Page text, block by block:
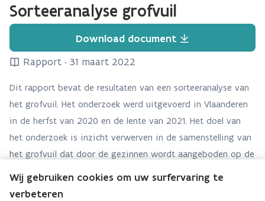
Sorteeranalyse grofvuil
Download document
Rapport · 31 maart 2022
Dit rapport bevat de resultaten van een sorteeranalyse van
het grofvuil. Het onderzoek werd uitgevoerd in Vlaanderen
in de herfst van 2020 en de lente van 2021. Het doel van
het onderzoek is inzicht verwerven in de samenstelling van
het grofvuil dat door de gezinnen wordt aangeboden op de
grofvuilinzameling in Vlaanderen geanalyseerd, en werden
Wij gebruiken cookies om uw surfervaring te
verbeteren